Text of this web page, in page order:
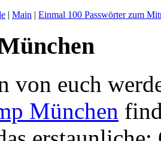
| Main | Einmal 100 Passwörter zum
von euch
München